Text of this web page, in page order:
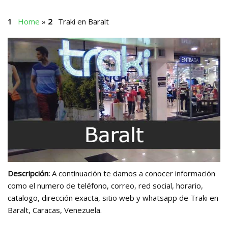
Home » Traki en Baralt
Descripción: A continuación te damos a conocer información
como el numero de teléfono, correo, red social, horario,
catalogo, dirección exacta, sitio web y whatsapp de Traki en
Baralt, Caracas, Venezuela.